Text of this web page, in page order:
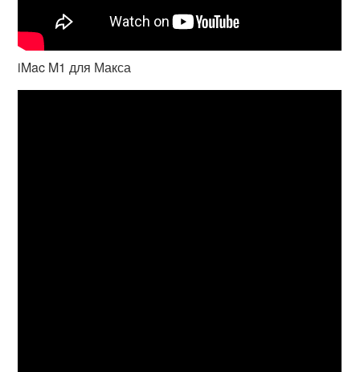
iMac M1 для Макса